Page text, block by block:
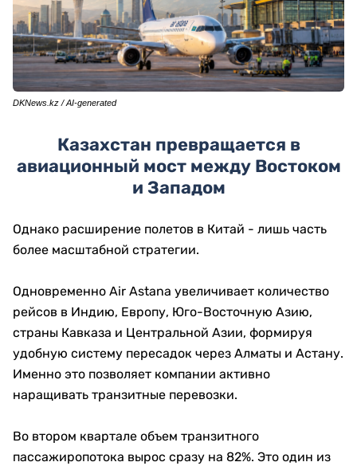
DKNews.kz / AI-generated
Казахстан превращается в
авиационный мост между Востоком
и Западом
Однако расширение полетов в Китай - лишь часть
более масштабной стратегии.
Одновременно Air Astana увеличивает количество
рейсов в Индию, Европу, Юго-Восточную Азию,
страны Кавказа и Центральной Азии, формируя
удобную систему пересадок через Алматы и Астану.
Именно это позволяет компании активно
наращивать транзитные перевозки.
Во втором квартале объем транзитного
пассажиропотока вырос сразу на 82%. Это один из